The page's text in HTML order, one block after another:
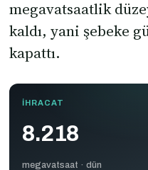
megavatsaatlik
kaldı, yani şebeke
kapattı.
İHRACAT
8.218
megavatsaat · dün